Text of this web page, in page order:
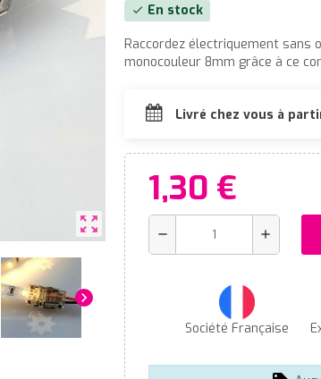
zoom_out_map
chevron_right
check En stock
Raccordez électriquement sans
monocouleur 8mm grâce à ce
Livré chez vous à
1,30 €
remove add
Société Française